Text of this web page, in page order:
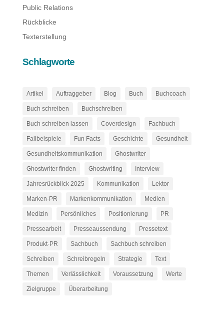
Public Relations
Rückblicke
Texterstellung
Schlagworte
Artikel Auftraggeber Blog Buch Buchcoach
Buch schreiben Buchschreiben
Buch schreiben lassen Coverdesign Fachbuch
Fallbeispiele Fun Facts Geschichte Gesundheit
Gesundheitskommunikation Ghostwriter
Ghostwriter finden Ghostwriting Interview
Jahresrückblick 2025 Kommunikation Lektor
Marken-PR Markenkommunikation Medien
Medizin Persönliches Positionierung PR
Pressearbeit Presseaussendung Pressetext
Produkt-PR Sachbuch Sachbuch schreiben
Schreiben Schreibregeln Strategie Text
Themen Verlässlichkeit Voraussetzung Werte
Zielgruppe Überarbeitung